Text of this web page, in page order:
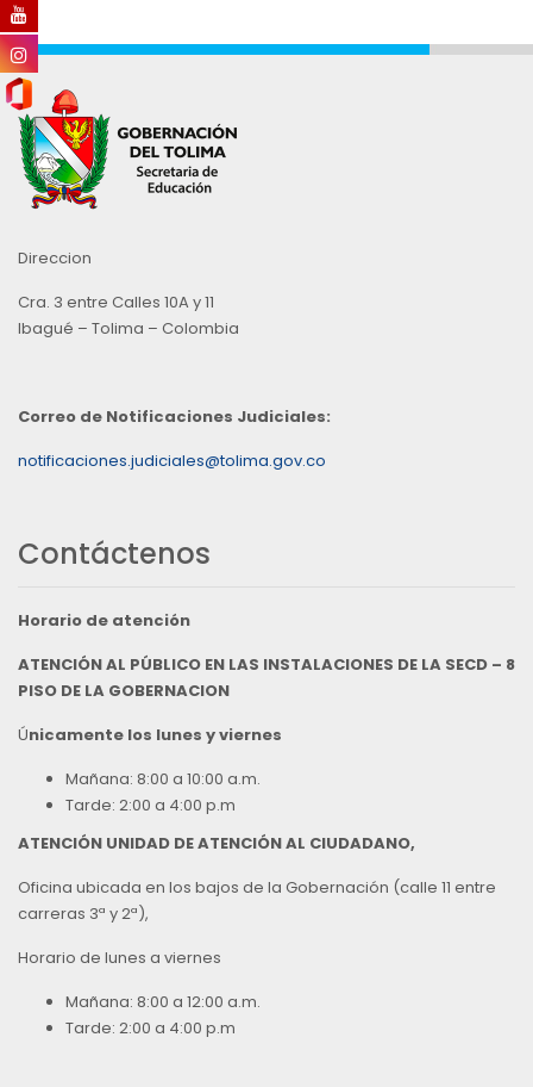
Direccion
Cra. 3 entre Calles 10A y 11
Ibagué – Tolima – Colombia
Correo de Notificaciones Judiciales:
notificaciones.judiciales@tolima.gov.co
Contáctenos
Horario de atención
ATENCIÓN AL PÚBLICO EN LAS INSTALACIONES DE LA SECD – 8
PISO DE LA GOBERNACION
Únicamente los lunes y viernes
Mañana: 8:00 a 10:00 a.m.
Tarde: 2:00 a 4:00 p.m
ATENCIÓN UNIDAD DE ATENCIÓN AL CIUDADANO,
Oficina ubicada en los bajos de la Gobernación (calle 11 entre
carreras 3ª y 2ª),
Horario de lunes a viernes
Mañana: 8:00 a 12:00 a.m.
Tarde: 2:00 a 4:00 p.m